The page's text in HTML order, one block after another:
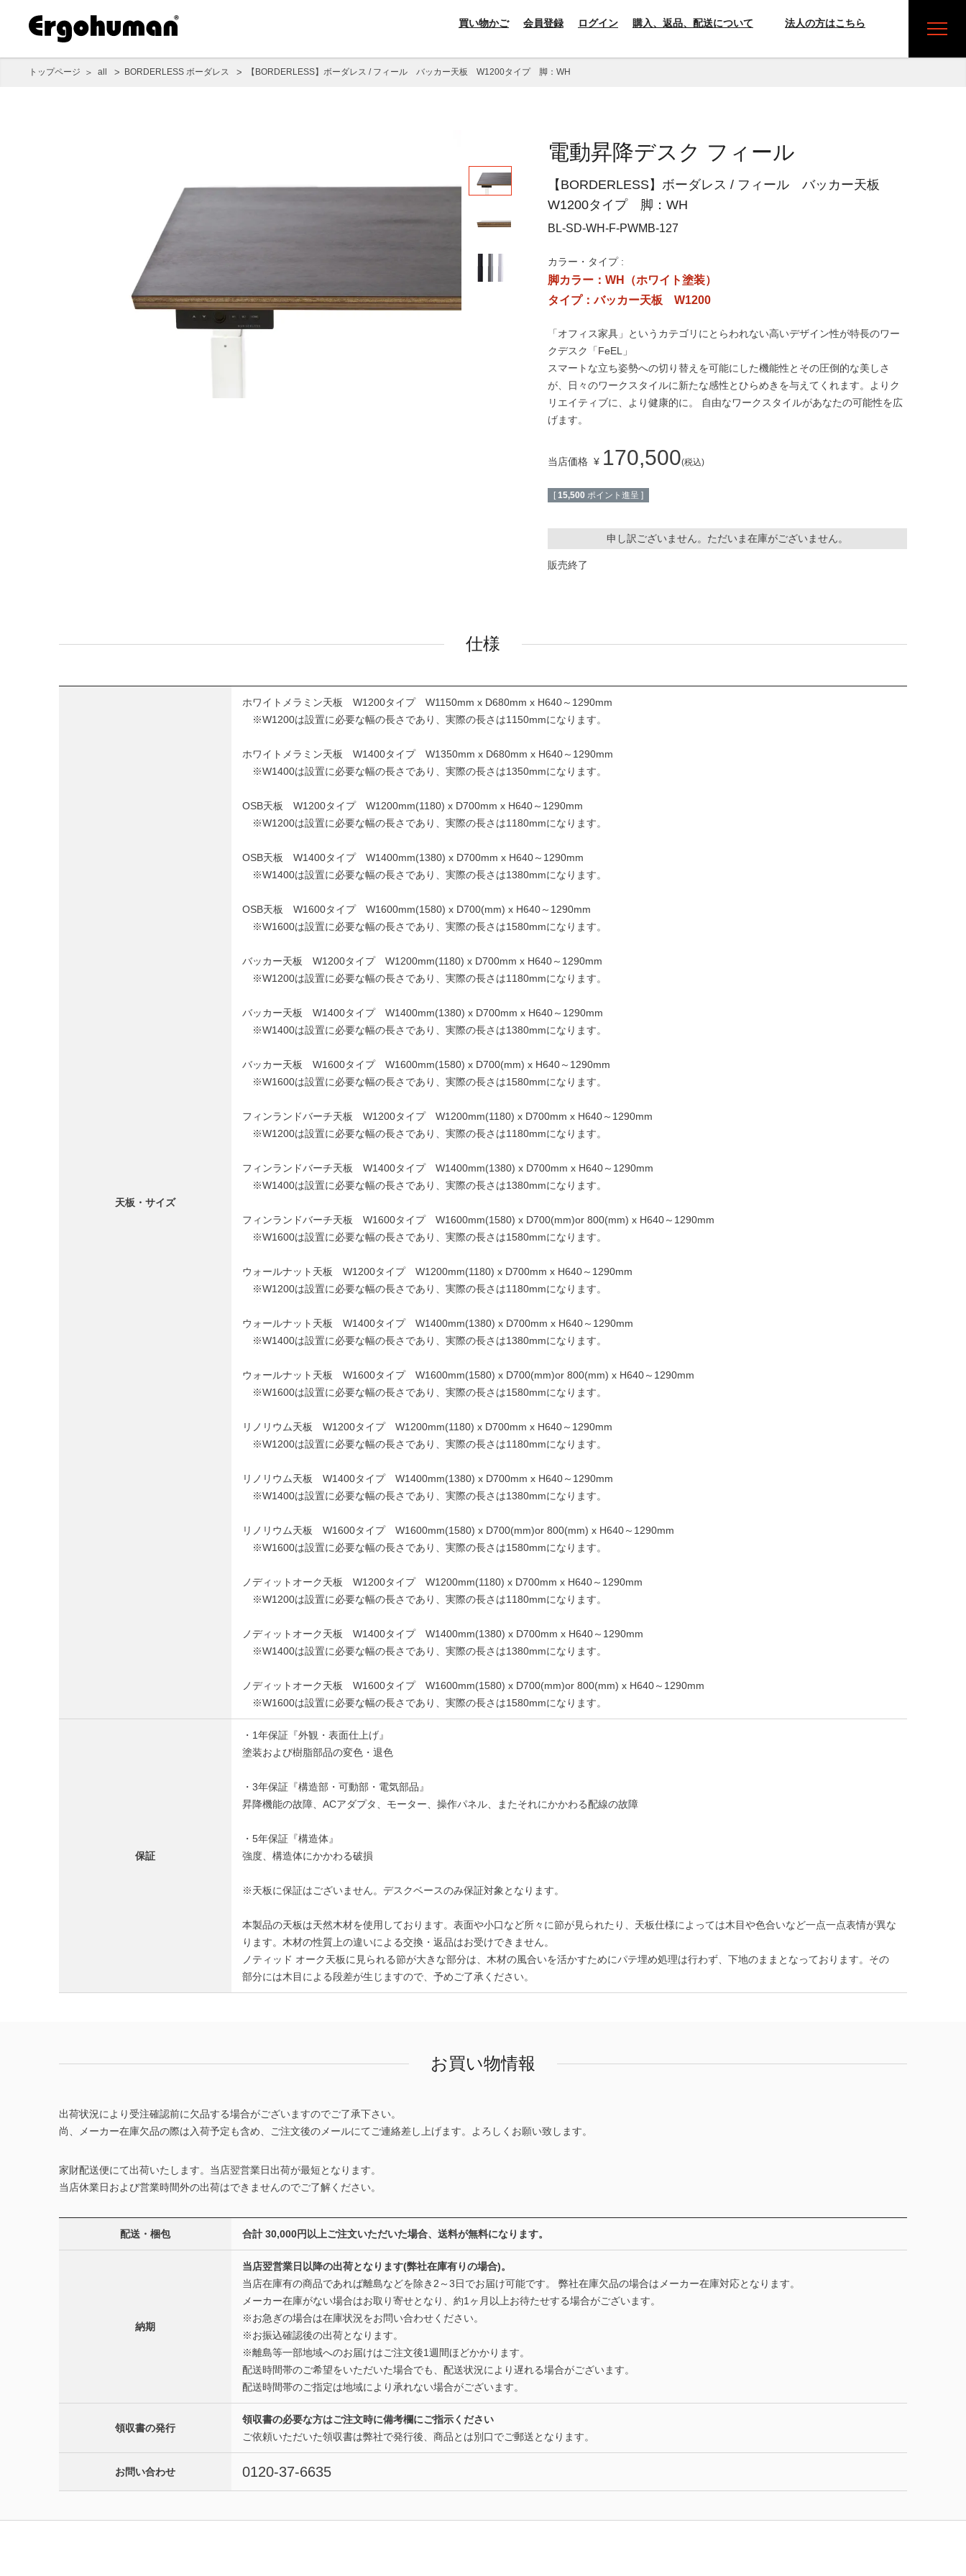
買い物かご 会員登録 ログイン 購入、返品、配送について 法人の方はこちら
トップページ all BORDERLESS ボーダレス 【BORDERLESS】ボーダレス / フィール バッカー天板 W1200タイプ 脚：WH
電動昇降デスク フィール
【BORDERLESS】ボーダレス / フィール バッカー天板
W1200タイプ 脚：WH
BL-SD-WH-F-PWMB-127
カラー・タイプ :
脚カラー：WH（ホワイト塗装）
タイプ：バッカー天板 W1200
「オフィス家具」というカテゴリにとらわれない高いデザイン性が特長のワー
クデスク「FeEL」
スマートな立ち姿勢への切り替えを可能にした機能性とその圧倒的な美しさ
が、日々のワークスタイルに新たな感性とひらめきを与えてくれます。よりク
リエイティブに、より健康的に。 自由なワークスタイルがあなたの可能性を広
げます。
当店価格 ¥ 170,500 税込
[ 15,500 ポイント進呈 ]
申し訳ございません。ただいま在庫がございません。
販売終了
仕様
天板・サイズ
ホワイトメラミン天板 W1200タイプ W1150mm x D680mm x H640～1290mm
※W1200は設置に必要な幅の長さであり、実際の長さは1150mmになります。
ホワイトメラミン天板 W1400タイプ W1350mm x D680mm x H640～1290mm
※W1400は設置に必要な幅の長さであり、実際の長さは1350mmになります。
OSB天板 W1200タイプ W1200mm(1180) x D700mm x H640～1290mm
※W1200は設置に必要な幅の長さであり、実際の長さは1180mmになります。
OSB天板 W1400タイプ W1400mm(1380) x D700mm x H640～1290mm
※W1400は設置に必要な幅の長さであり、実際の長さは1380mmになります。
OSB天板 W1600タイプ W1600mm(1580) x D700(mm) x H640～1290mm
※W1600は設置に必要な幅の長さであり、実際の長さは1580mmになります。
バッカー天板 W1200タイプ W1200mm(1180) x D700mm x H640～1290mm
※W1200は設置に必要な幅の長さであり、実際の長さは1180mmになります。
バッカー天板 W1400タイプ W1400mm(1380) x D700mm x H640～1290mm
※W1400は設置に必要な幅の長さであり、実際の長さは1380mmになります。
バッカー天板 W1600タイプ W1600mm(1580) x D700(mm) x H640～1290mm
※W1600は設置に必要な幅の長さであり、実際の長さは1580mmになります。
フィンランドバーチ天板 W1200タイプ W1200mm(1180) x D700mm x H640～1290mm
※W1200は設置に必要な幅の長さであり、実際の長さは1180mmになります。
フィンランドバーチ天板 W1400タイプ W1400mm(1380) x D700mm x H640～1290mm
※W1400は設置に必要な幅の長さであり、実際の長さは1380mmになります。
フィンランドバーチ天板 W1600タイプ W1600mm(1580) x D700(mm)or 800(mm) x H640～1290mm
※W1600は設置に必要な幅の長さであり、実際の長さは1580mmになります。
ウォールナット天板 W1200タイプ W1200mm(1180) x D700mm x H640～1290mm
※W1200は設置に必要な幅の長さであり、実際の長さは1180mmになります。
ウォールナット天板 W1400タイプ W1400mm(1380) x D700mm x H640～1290mm
※W1400は設置に必要な幅の長さであり、実際の長さは1380mmになります。
ウォールナット天板 W1600タイプ W1600mm(1580) x D700(mm)or 800(mm) x H640～1290mm
※W1600は設置に必要な幅の長さであり、実際の長さは1580mmになります。
リノリウム天板 W1200タイプ W1200mm(1180) x D700mm x H640～1290mm
※W1200は設置に必要な幅の長さであり、実際の長さは1180mmになります。
リノリウム天板 W1400タイプ W1400mm(1380) x D700mm x H640～1290mm
※W1400は設置に必要な幅の長さであり、実際の長さは1380mmになります。
リノリウム天板 W1600タイプ W1600mm(1580) x D700(mm)or 800(mm) x H640～1290mm
※W1600は設置に必要な幅の長さであり、実際の長さは1580mmになります。
ノディットオーク天板 W1200タイプ W1200mm(1180) x D700mm x H640～1290mm
※W1200は設置に必要な幅の長さであり、実際の長さは1180mmになります。
ノディットオーク天板 W1400タイプ W1400mm(1380) x D700mm x H640～1290mm
※W1400は設置に必要な幅の長さであり、実際の長さは1380mmになります。
ノディットオーク天板 W1600タイプ W1600mm(1580) x D700(mm)or 800(mm) x H640～1290mm
※W1600は設置に必要な幅の長さであり、実際の長さは1580mmになります。
保証
・1年保証『外観・表面仕上げ』
塗装および樹脂部品の変色・退色
・3年保証『構造部・可動部・電気部品』
昇降機能の故障、ACアダプタ、モーター、操作パネル、またそれにかかわる配線の故障
・5年保証『構造体』
強度、構造体にかかわる破損
※天板に保証はございません。デスクベースのみ保証対象となります。
本製品の天板は天然木材を使用しております。表面や小口など所々に節が見られたり、天板仕様によっては木目や色合いなど一点一点表情が異な
ります。木材の性質上の違いによる交換・返品はお受けできません。
ノティッド オーク天板に見られる節が大きな部分は、木材の風合いを活かすためにパテ埋め処理は行わず、下地のままとなっております。その
部分には木目による段差が生じますので、予めご了承ください。
お買い物情報
出荷状況により受注確認前に欠品する場合がございますのでご了承下さい。
尚、メーカー在庫欠品の際は入荷予定も含め、ご注文後のメールにてご連絡差し上げます。よろしくお願い致します。
家財配送便にて出荷いたします。当店翌営業日出荷が最短となります。
当店休業日および営業時間外の出荷はできませんのでご了解ください。
配送・梱包 合計 30,000円以上ご注文いただいた場合、送料が無料になります。
納期
当店翌営業日以降の出荷となります(弊社在庫有りの場合)。
当店在庫有の商品であれば離島などを除き2～3日でお届け可能です。 弊社在庫欠品の場合はメーカー在庫対応となります。
メーカー在庫がない場合はお取り寄せとなり、約1ヶ月以上お待たせする場合がございます。
※お急ぎの場合は在庫状況をお問い合わせください。
※お振込確認後の出荷となります。
※離島等一部地域へのお届けはご注文後1週間ほどかかります。
配送時間帯のご希望をいただいた場合でも、配送状況により遅れる場合がございます。
配送時間帯のご指定は地域により承れない場合がございます。
領収書の発行
領収書の必要な方はご注文時に備考欄にご指示ください
ご依頼いただいた領収書は弊社で発行後、商品とは別口でご郵送となります。
お問い合わせ 0120-37-6635